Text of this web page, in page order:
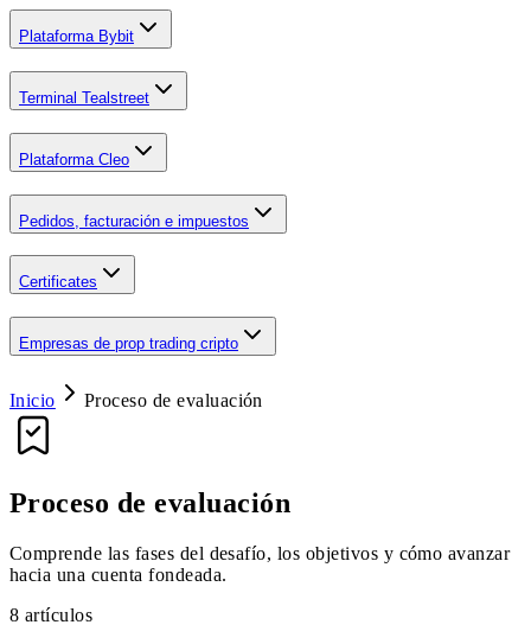
Plataforma Bybit
Terminal Tealstreet
Plataforma Cleo
Pedidos, facturación e impuestos
Certificates
Empresas de prop trading cripto
Inicio Proceso de evaluación
Proceso de evaluación
Comprende las fases del desafío, los objetivos y cómo avanzar
hacia una cuenta fondeada.
8 artículos